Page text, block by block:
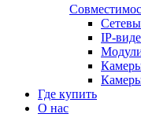
IP-
Где купить
О нас